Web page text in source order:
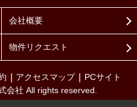
会社概要
物件リクエスト
アクセスマップ
PCサイト
会社 All rights reserved.